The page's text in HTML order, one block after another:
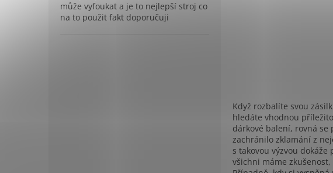
může vyfoukat a je to nejlepší stroj co
na to použit fakt doporučuji
Když rozbalíte svou
hledáte vhodnou
dárkové balení, rovná se
zachránilo zklamání z
s takovou výzvou
všichni máme